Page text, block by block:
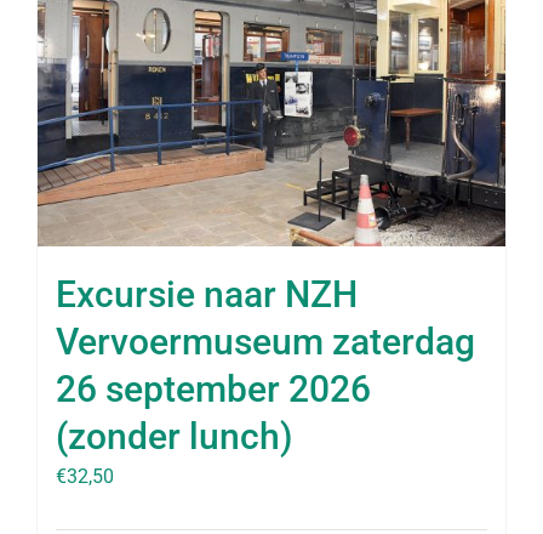
Excursie naar NZH
Vervoermuseum zaterdag
26 september 2026
(zonder lunch)
€32,50